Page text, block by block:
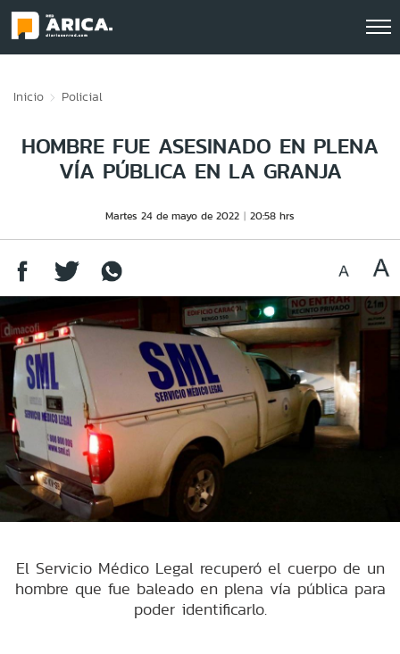
Inicio Policial
HOMBRE FUE ASESINADO EN PLENA
VÍA PÚBLICA EN LA GRANJA
Martes 24 de mayo de 2022 20:58 hrs
El Servicio Médico Legal recuperó el cuerpo de un
hombre que fue baleado en plena vía pública para
poder identificarlo.